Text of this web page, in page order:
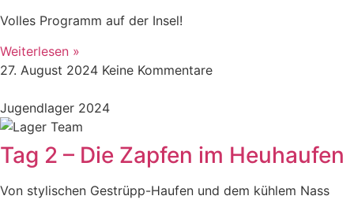
Volles Programm auf der Insel!
Weiterlesen »
27. August 2024 Keine Kommentare
Jugendlager 2024
Tag 2 – Die Zapfen im Heuhaufen
Von stylischen Gestrüpp-Haufen und dem kühlem Nass